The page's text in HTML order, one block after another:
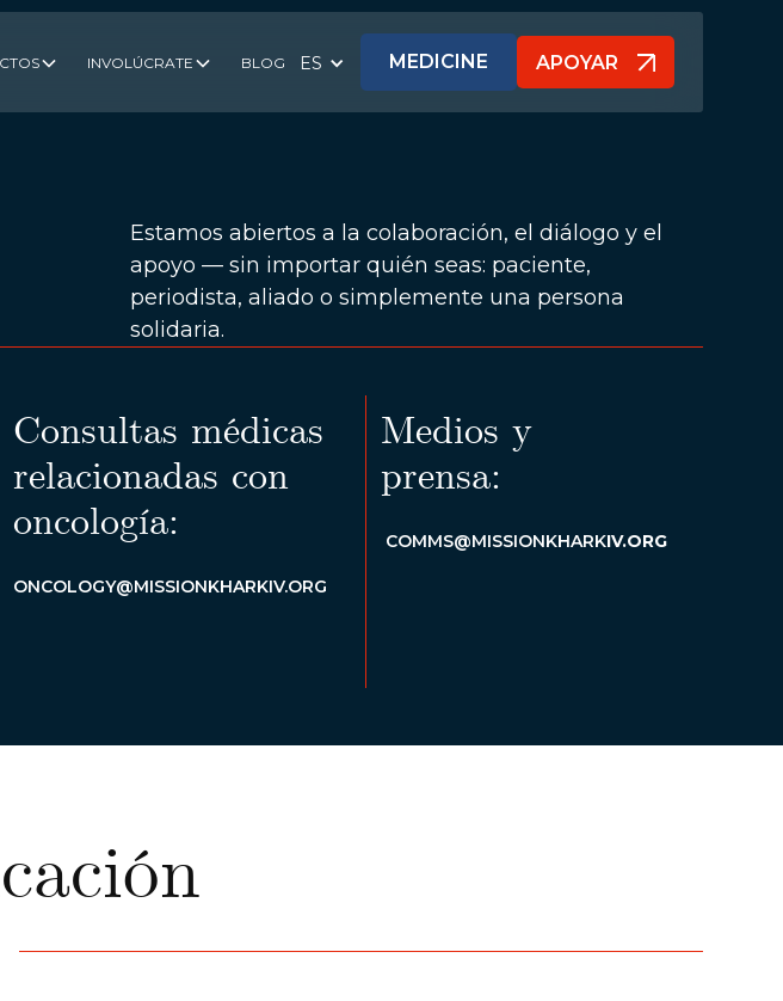
INVOLÚCRATE BLOG ES MEDICINE
APOYAR
APOYAR
Estamos abiertos a la colaboración, el diálogo y el
apoyo — sin importar quién seas: paciente,
periodista, aliado o simplemente una persona
solidaria.
Consultas médicas
relacionadas con
oncología:
ONCOLOGY@MISSIONKHARKIV.ORG
Medios y
prensa:
COMMS@MISSIONKHARKIV.ORG